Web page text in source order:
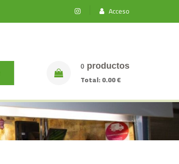
Acceso
0 productos
Total:0.00 €